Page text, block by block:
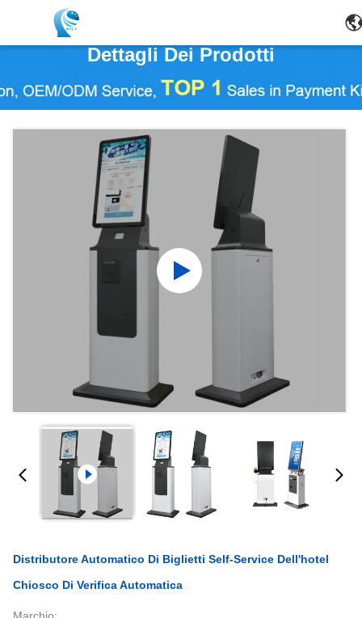
Dettagli Dei Prodotti
Distributore Automatico Di Biglietti Self-Service Dell'hotel
Chiosco Di Verifica Automatica